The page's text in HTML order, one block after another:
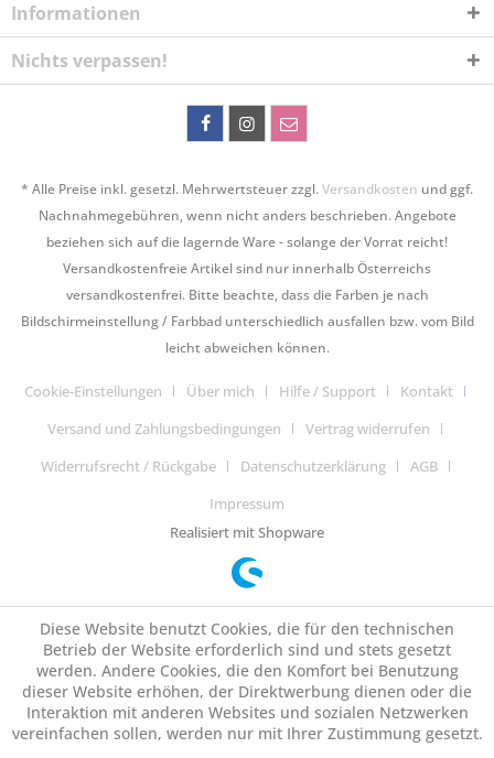
Informationen
Nichts verpassen!
* Alle Preise inkl. gesetzl. Mehrwertsteuer zzgl.Versandkosten und ggf.
Nachnahmegebühren, wenn nicht anders beschrieben. Angebote
beziehen sich auf die lagernde Ware - solange der Vorrat reicht!
Versandkostenfreie Artikel sind nur innerhalb Österreichs
versandkostenfrei. Bitte beachte, dass die Farben je nach
Bildschirmeinstellung / Farbbad unterschiedlich ausfallen bzw. vom Bild
leicht abweichen können.
Cookie-Einstellungen Über mich Hilfe / Support
Kontakt
Versand und Zahlungsbedingungen
Vertrag widerrufen
Widerrufsrecht / Rückgabe
Datenschutzerklärung
AGB
Impressum
Realisiert mit Shopware
Diese Website benutzt Cookies, die für den technischen
Betrieb der Website erforderlich sind und stets gesetzt
werden. Andere Cookies, die den Komfort bei Benutzung
dieser Website erhöhen, der Direktwerbung dienen oder die
Interaktion mit anderen Websites und sozialen Netzwerken
vereinfachen sollen, werden nur mit Ihrer Zustimmung gesetzt.